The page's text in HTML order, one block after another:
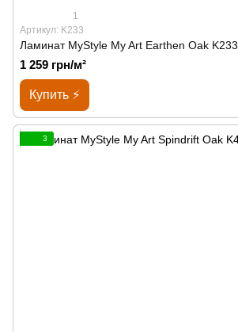
1
Артикул: K233
Ламинат MyStyle My Art Earthen Oak K233
1 259 грн/м²
Купить ⚡
3